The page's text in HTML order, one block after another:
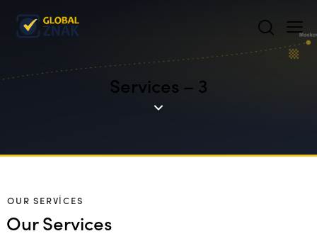
Services – 3
OUR SERVICES
Our Services